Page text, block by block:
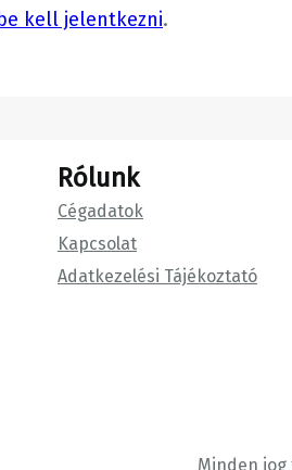
kell jelentkezni.
Rólunk
Cégadatok
Kapcsolat
Adatkezelési Tájékoztató
Minden